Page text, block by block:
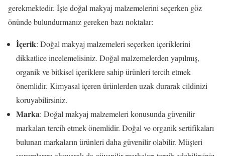
gerekmektedir. İşte doğal makyaj malzemelerini seçerken göz
önünde bulundurmanız gereken bazı noktalar:
İçerik: Doğal makyaj malzemeleri seçerken içeriklerini
dikkatlice incelemelisiniz. Doğal malzemelerden yapılmış,
organik ve bitkisel içeriklere sahip ürünleri tercih etmek
önemlidir. Kimyasal içeren ürünlerden uzak durarak cildinizi
koruyabilirsiniz.
Marka: Doğal makyaj malzemeleri konusunda güvenilir
markaları tercih etmek önemlidir. Doğal ve organik sertifikaları
bulunan markaların ürünleri daha güvenilir olabilir. Müşteri